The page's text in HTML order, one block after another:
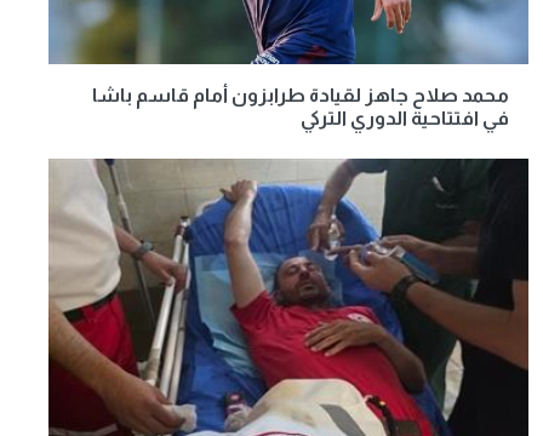
محمد صلاح جاهز لقيادة طرابزون أمام قاسم باشا
في افتتاحية الدوري التركي